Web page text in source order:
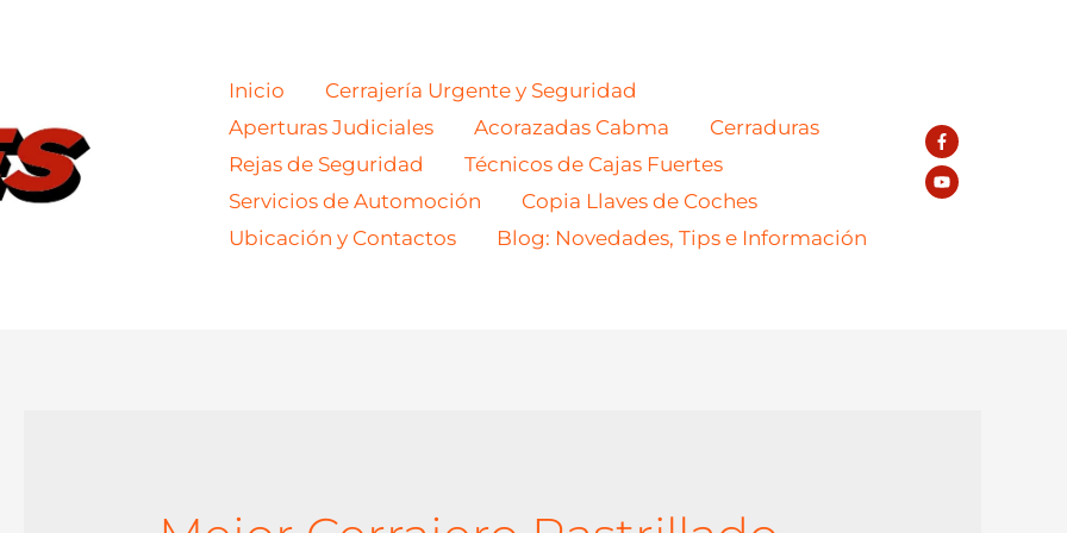
Inicio
Cerrajería Urgente y Seguridad
Aperturas Judiciales
Acorazadas Cabma
Cerraduras
Rejas de Seguridad
Técnicos de Cajas Fuertes
Servicios de Automoción
Copia Llaves de Coches
Ubicación y Contactos
Blog: Novedades, Tips e Información